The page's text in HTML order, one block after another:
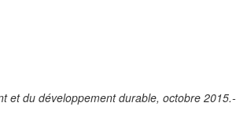
et du développement durable, octobre 2015.-